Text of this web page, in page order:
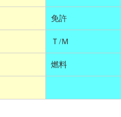
免許
Ｔ/Ｍ
燃料